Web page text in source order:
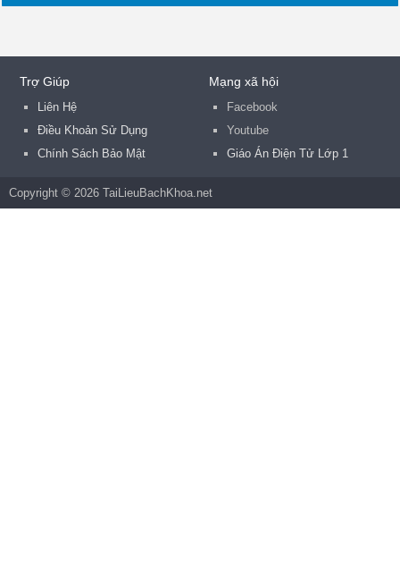
Trợ Giúp
Liên Hệ
Điều Khoản Sử Dụng
Chính Sách Bảo Mật
Mạng xã hội
Facebook
Youtube
Giáo Án Điện Tử Lớp 1
Copyright © 2026 TaiLieuBachKhoa.net